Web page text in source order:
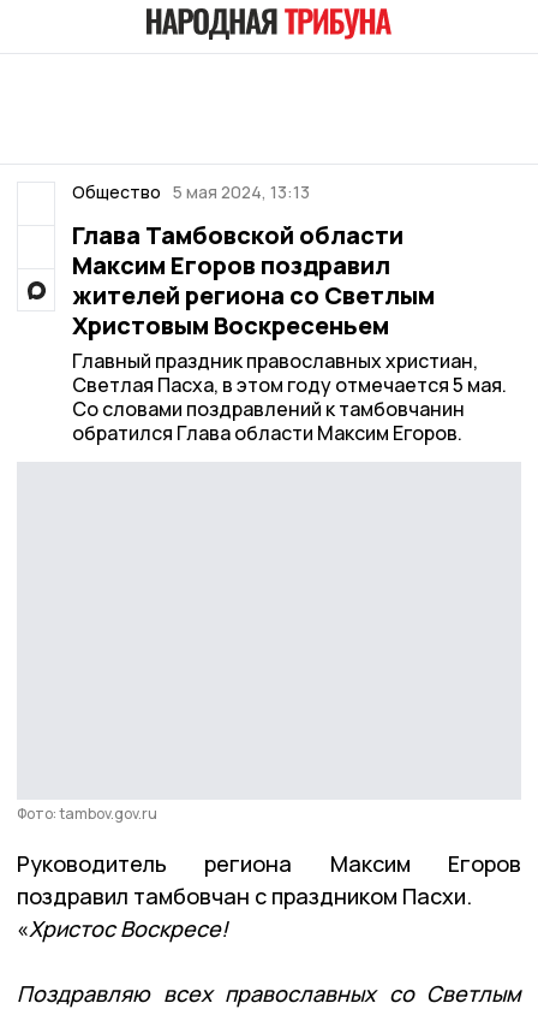
Общество 5 мая 2024, 13:13
Глава Тамбовской области
Максим Егоров поздравил
жителей региона со Светлым
Христовым Воскресеньем
Главный праздник православных христиан,
Светлая Пасха, в этом году отмечается 5 мая.
Со словами поздравлений к тамбовчанин
обратился Глава области Максим Егоров.
Фото: tambov.gov.ru
Руководитель региона Максим Егоров
поздравил тамбовчан с праздником Пасхи.
«Христос Воскресе!
Поздравляю всех православных со Светлым